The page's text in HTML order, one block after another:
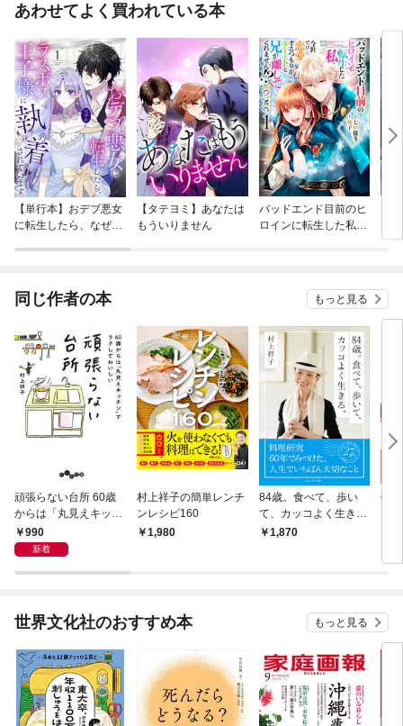
あわせてよく買われている本
【単行本】おデブ悪女
に転生したら、なぜか
【タテヨミ】あなたは
もういりません
バッドエンド目前のヒ
ロインに転生した私、
同じ作者の本 もっと見る
頑張らない台所 60歳
からは「丸見えキッチ
ン」でラクしておいし
い
990
新着
村上祥子の簡単レンチ
ンレシピ160
1,980
84歳。食べて、歩い
て、カッコよく生き
る。1,870
60
世界文化社のおすすめ本 もっと見る